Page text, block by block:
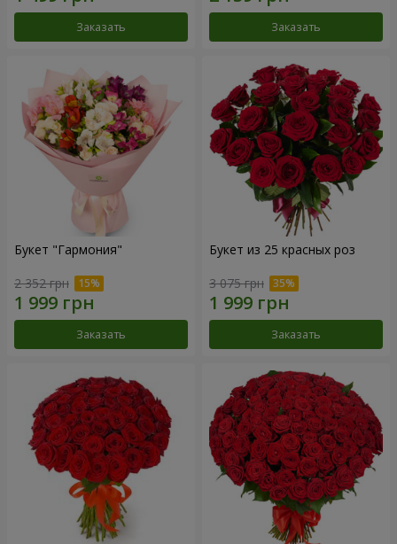
Заказать Заказать
Букет "Гармония"
2 352 грн
Заказать
Букет из 25 красных роз
3 075 грн
Заказать